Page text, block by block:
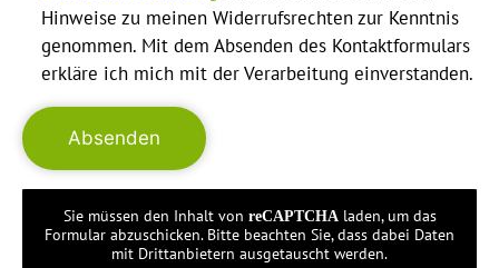
Hinweise zu meinen Widerrufsrechten zur Kenntnis
genommen. Mit dem Absenden des Kontaktformulars
erkläre ich mich mit der Verarbeitung einverstanden.
Sie müssen den Inhalt von reCAPTCHA laden, um das
Formular abzuschicken. Bitte beachten Sie, dass dabei Daten
mit Drittanbietern ausgetauscht werden.